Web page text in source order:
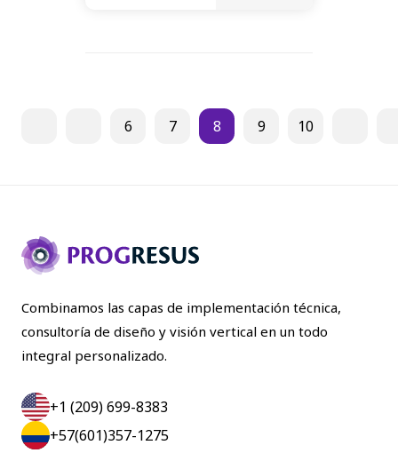
6 7 8 9 10
Combinamos las capas de implementación técnica,
consultoría de diseño y visión vertical en un todo
integral personalizado.
+1 (209) 699-8383
+57(601)357-1275